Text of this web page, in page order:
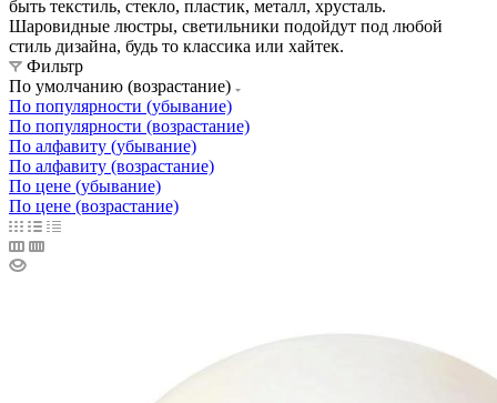
быть текстиль, стекло, пластик, металл, хрусталь.
Шаровидные люстры, светильники подойдут под любой
стиль дизайна, будь то классика или хайтек.
Фильтр
По умолчанию (возрастание)
По популярности (убывание)
По популярности (возрастание)
По алфавиту (убывание)
По алфавиту (возрастание)
По цене (убывание)
По цене (возрастание)